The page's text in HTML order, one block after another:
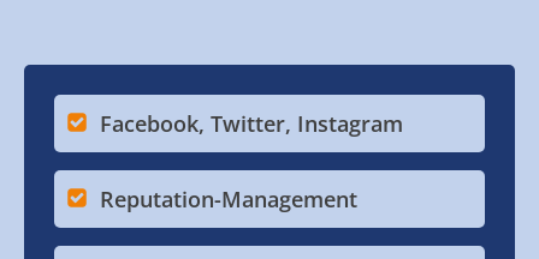
Facebook, Twitter, Instagram
Reputation-Management